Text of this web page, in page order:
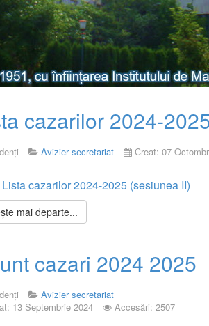
cazarilor 2024-
Avizier secretariat Creat: 07
Lista cazarilor 2024-2025 (sesiunea II)
mai departe...
cazari 2024 2025
Avizier secretariat
13 Septembrie 2024
Accesări: 2507